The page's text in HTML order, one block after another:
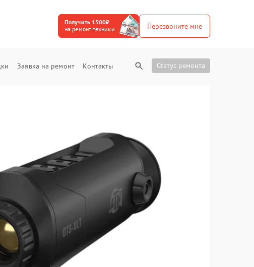
Получить 1500₽
на ремонт техники
Перезвоните мне
Заявка на ремонт Контакты Статус ремонта